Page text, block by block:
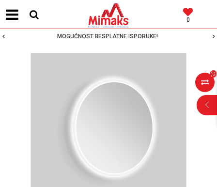
0
MOGUĆNOST BESPLATNE ISPORUKE!
(0)
POMOĆ PRI
KUPOVINI